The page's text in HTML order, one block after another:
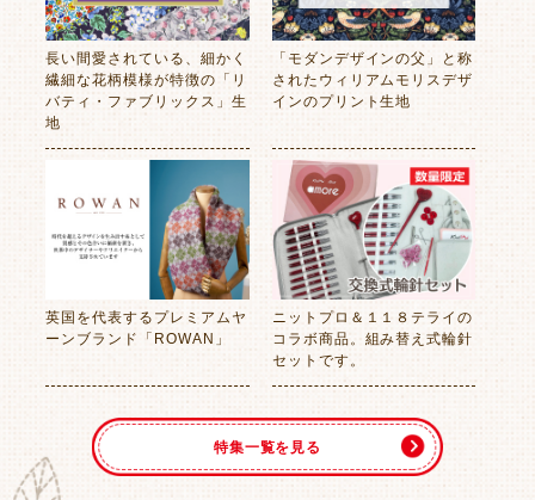
長い間愛されている、細かく
繊細な花柄模様が特徴の「リ
バティ・ファブリックス」生
地
「モダンデザインの父」と称
されたウィリアムモリスデザ
インのプリント生地
英国を代表するプレミアムヤ
ーンブランド「ROWAN」
ニットプロ＆１１８テライの
コラボ商品。組み替え式輪針
セットです。
特集一覧を見る